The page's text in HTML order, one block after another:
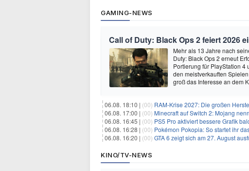
GAMING-NEWS
Call of Duty: Black Ops 2 feiert 2026
Mehr als 13 Jahre nach
Duty: Black Ops 2 erneut
Portierung für PlayStation 4
den meistverkauften
groß das Interesse an dem
06.08. 18:10 | (00) RAM-Krise 2027: Die großen
06.08. 17:00 | (00) Minecraft auf Switch 2: Mojang
06.08. 16:45 | (00) PS5 Pro aktiviert bessere Grafik
06.08. 16:28 | (00) Pokémon Pokopia: So startet ihr
06.08. 16:20 | (00) GTA 6 zeigt sich am 27. August
KINO/TV-NEWS